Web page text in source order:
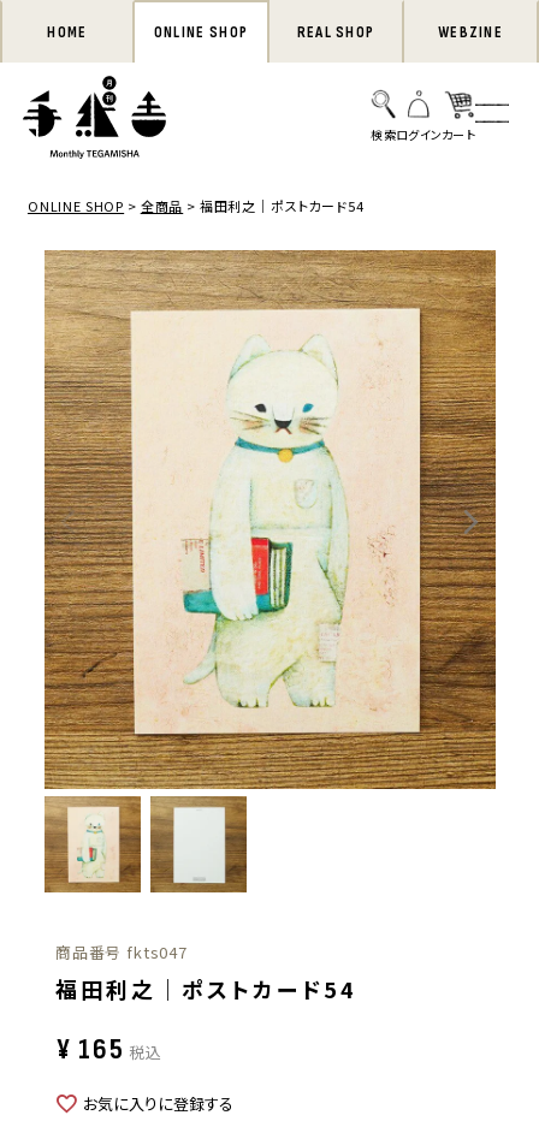
HOME ONLINE SHOP REAL SHOP WEBZINE
ONLINE SHOP 全商品 福田利之｜ポストカード54
商品番号 fkts047
福田利之｜ポストカード54
¥ 165 税込
お気に入りに登録する